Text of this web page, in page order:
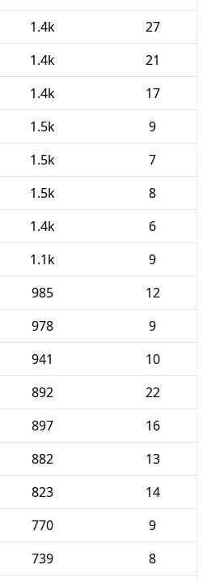
1.4k
27
1.4k
21
1.4k
17
1.5k
9
1.5k
7
1.5k
8
1.4k
6
1.1k
9
985
12
978
9
941
10
892
22
897
16
882
13
823
14
770
9
739
8